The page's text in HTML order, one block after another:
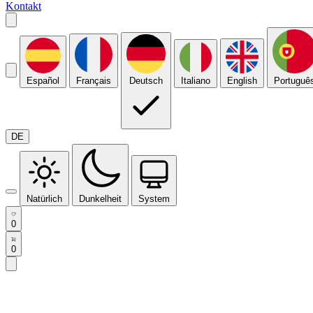
Kontakt
Español Français Deutsch Italiano English
DE
Natürlich Dunkelheit System
0
0